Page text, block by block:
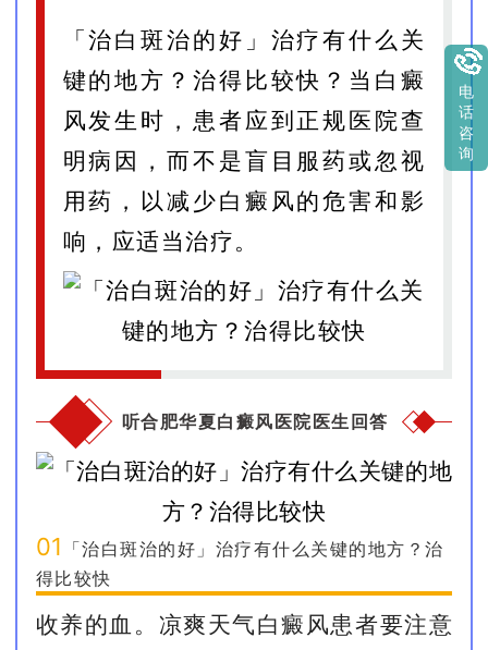
「治白斑治的好」治疗有什么关
键的地方？治得比较快？当白癜
风发生时，患者应到正规医院查
明病因，而不是盲目服药或忽视
用药，以减少白癜风的危害和影
响，应适当治疗。
听合肥华夏白癜风医院医生回答
01 「治白斑治的好」治疗有什么关键的地方？治
得比较快
收养的血。凉爽天气白癜风患者要注意
电
话
咨
询